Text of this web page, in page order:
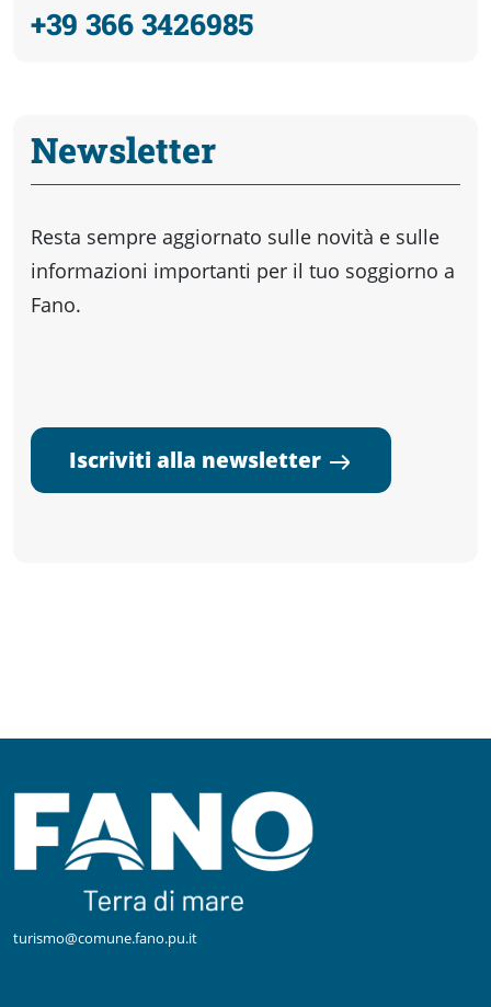
+39 366 3426985
Newsletter
Resta sempre aggiornato sulle novità e sulle
informazioni importanti per il tuo soggiorno a
Fano.
Iscriviti alla newsletter
turismo@comune.fano.pu.it